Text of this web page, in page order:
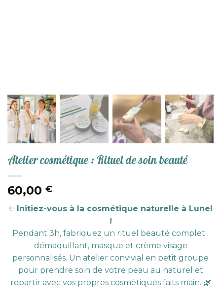
Atelier cosmétique : Rituel de soin beauté
60,00 €
✨ Initiez-vous à la cosmétique naturelle à Lunel
!
Pendant 3h, fabriquez un rituel beauté complet :
démaquillant, masque et crème visage
personnalisés. Un atelier convivial en petit groupe
pour prendre soin de votre peau au naturel et
repartir avec vos propres cosmétiques faits main. 🌿